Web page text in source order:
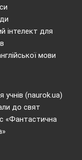
інтелект для
мови
учнів (naurok.ua)
до свят
«Фантастична